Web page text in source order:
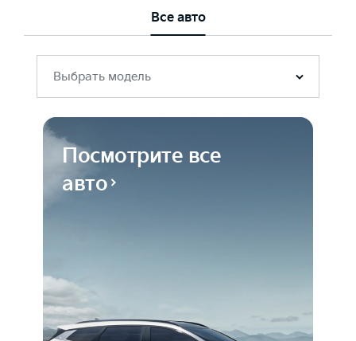
Все авто
Выбрать модель
Посмотрите все
авто